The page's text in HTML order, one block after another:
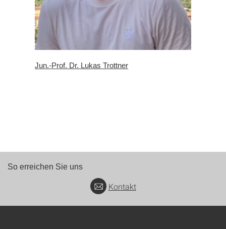
Jun.-Prof. Dr. Lukas Trottner
So erreichen Sie uns
Kontakt